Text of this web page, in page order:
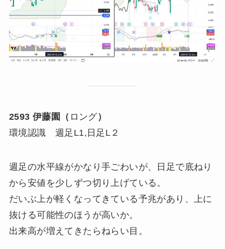
2593 伊藤園（ ロング）
環境認識 週足L1,日足L２
週足の水平線がかなり手ごわいが、日足で底ねり
から安値を少しずつ切り上げている。
だいぶ上が軽くなってきている予兆があり、上に
抜ける可能性のほうが高いか。
出来高が増えてきたらねらい目。